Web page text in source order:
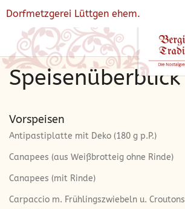
Dorfmetzgerei Lüttgen ehem.
Speisenüberblick
Vorspeisen
Antipastiplatte mit Deko (180 g p.P.)
Canapees (aus Weißbrotteig ohne Rinde)
Canapees (mit Rinde)
Carpaccio m. Frühlingszwiebeln u. Croutons